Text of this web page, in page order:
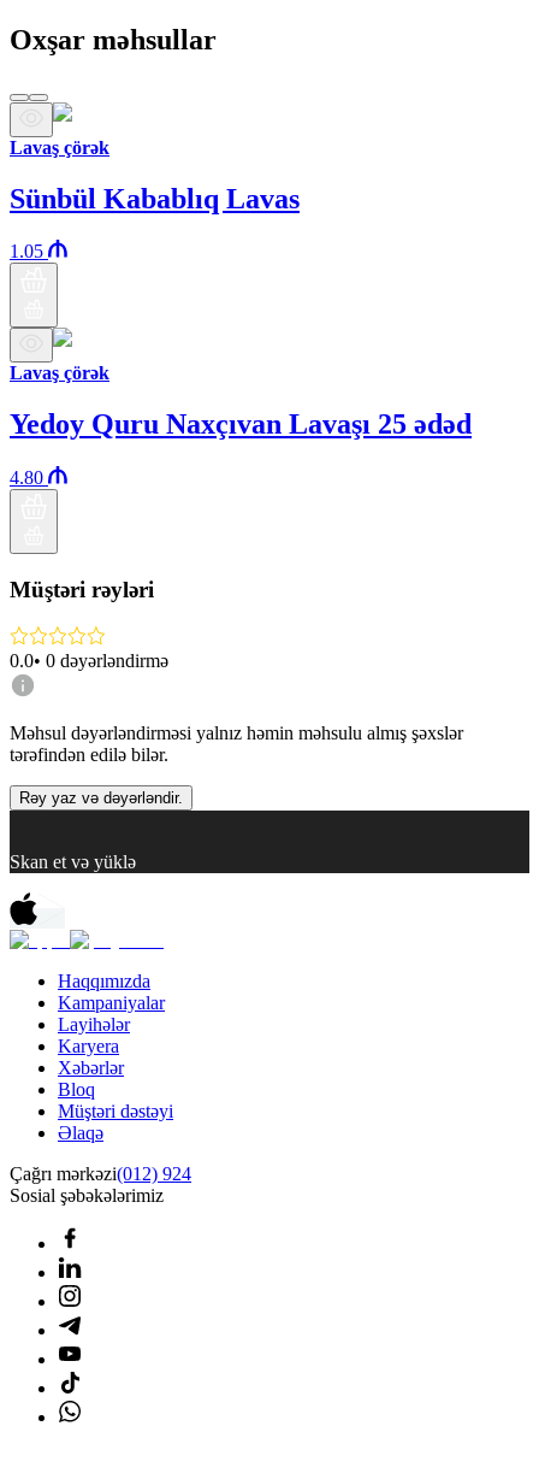
Oxşar məhsullar
Lavaş çörək
Sünbül Kabablıq Lavas
1.05
Lavaş çörək
Yedoy Quru Naxçıvan Lavaşı 25 ədəd
4.80
Müştəri rəyləri
0.0• 0 dəyərləndirmə
Məhsul dəyərləndirməsi yalnız həmin məhsulu almış şəxslər
tərəfindən edilə bilər.
Rəy yaz və dəyərləndir.
Skan et və yüklə
Haqqımızda
Kampaniyalar
Layihələr
Karyera
Xəbərlər
Bloq
Müştəri dəstəyi
Əlaqə
Çağrı mərkəzi(012) 924
Sosial şəbəkələrimiz